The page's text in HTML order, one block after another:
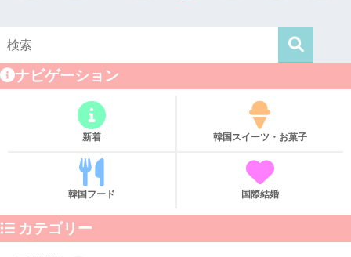
ナビゲーション
新着 韓国スイーツ・お菓子
韓国フード 国際結婚
カテゴリー